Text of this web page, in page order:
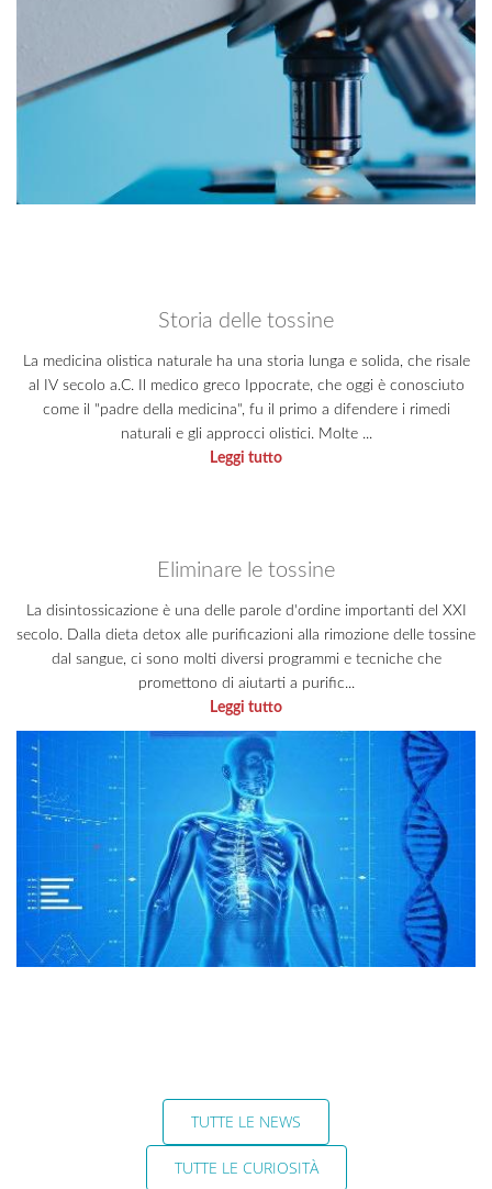
Storia delle tossine
La medicina olistica naturale ha una storia lunga e solida, che risale
al IV secolo a.C. Il medico greco Ippocrate, che oggi è conosciuto
come il "padre della medicina", fu il primo a difendere i rimedi
naturali e gli approcci olistici. Molte ...
Leggi tutto
Eliminare le tossine
La disintossicazione è una delle parole d'ordine importanti del XXI
secolo. Dalla dieta detox alle purificazioni alla rimozione delle tossine
dal sangue, ci sono molti diversi programmi e tecniche che
promettono di aiutarti a purific...
Leggi tutto
TUTTE LE NEWS
TUTTE LE CURIOSITÀ